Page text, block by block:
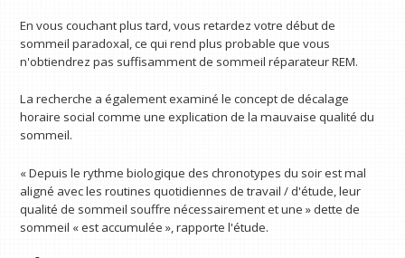
En vous couchant plus tard, vous retardez votre début de
sommeil paradoxal, ce qui rend plus probable que vous
n'obtiendrez pas suffisamment de sommeil réparateur REM.
La recherche a également examiné le concept de décalage
horaire social comme une explication de la mauvaise qualité du
sommeil.
« Depuis le rythme biologique des chronotypes du soir est mal
aligné avec les routines quotidiennes de travail / d'étude, leur
qualité de sommeil souffre nécessairement et une » dette de
sommeil « est accumulée », rapporte l'étude.